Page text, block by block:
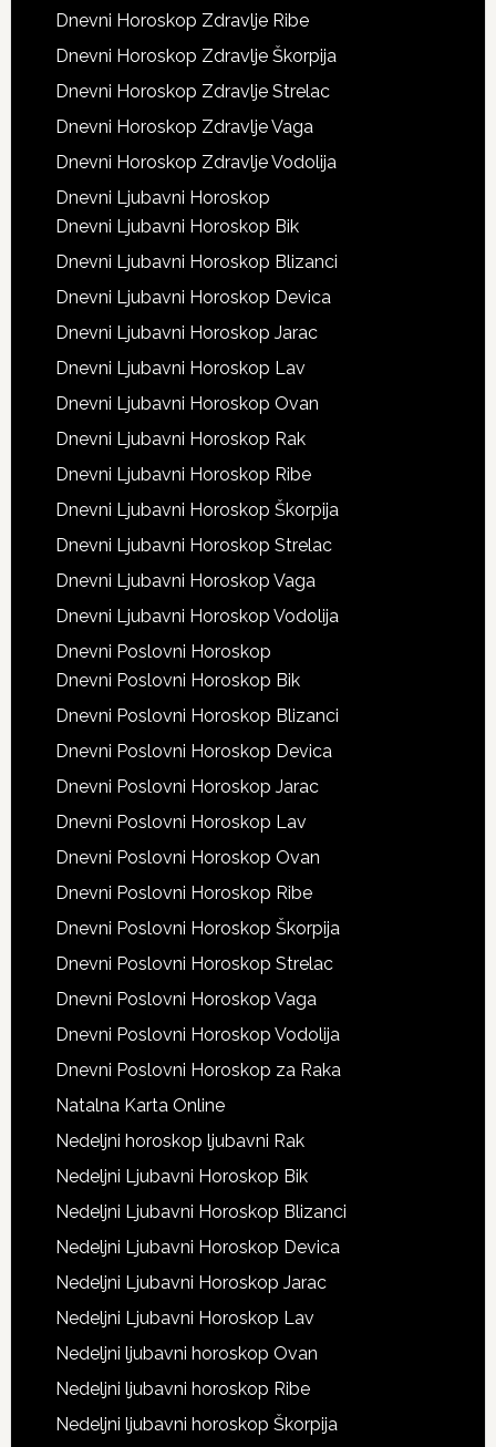
Dnevni Horoskop Zdravlje Ribe
Dnevni Horoskop Zdravlje Škorpija
Dnevni Horoskop Zdravlje Strelac
Dnevni Horoskop Zdravlje Vaga
Dnevni Horoskop Zdravlje Vodolija
Dnevni Ljubavni Horoskop
Dnevni Ljubavni Horoskop Bik
Dnevni Ljubavni Horoskop Blizanci
Dnevni Ljubavni Horoskop Devica
Dnevni Ljubavni Horoskop Jarac
Dnevni Ljubavni Horoskop Lav
Dnevni Ljubavni Horoskop Ovan
Dnevni Ljubavni Horoskop Rak
Dnevni Ljubavni Horoskop Ribe
Dnevni Ljubavni Horoskop Škorpija
Dnevni Ljubavni Horoskop Strelac
Dnevni Ljubavni Horoskop Vaga
Dnevni Ljubavni Horoskop Vodolija
Dnevni Poslovni Horoskop
Dnevni Poslovni Horoskop Bik
Dnevni Poslovni Horoskop Blizanci
Dnevni Poslovni Horoskop Devica
Dnevni Poslovni Horoskop Jarac
Dnevni Poslovni Horoskop Lav
Dnevni Poslovni Horoskop Ovan
Dnevni Poslovni Horoskop Ribe
Dnevni Poslovni Horoskop Škorpija
Dnevni Poslovni Horoskop Strelac
Dnevni Poslovni Horoskop Vaga
Dnevni Poslovni Horoskop Vodolija
Dnevni Poslovni Horoskop za Raka
Natalna Karta Online
Nedeljni horoskop ljubavni Rak
Nedeljni Ljubavni Horoskop Bik
Nedeljni Ljubavni Horoskop Blizanci
Nedeljni Ljubavni Horoskop Devica
Nedeljni Ljubavni Horoskop Jarac
Nedeljni Ljubavni Horoskop Lav
Nedeljni ljubavni horoskop Ovan
Nedeljni ljubavni horoskop Ribe
Nedeljni ljubavni horoskop Škorpija